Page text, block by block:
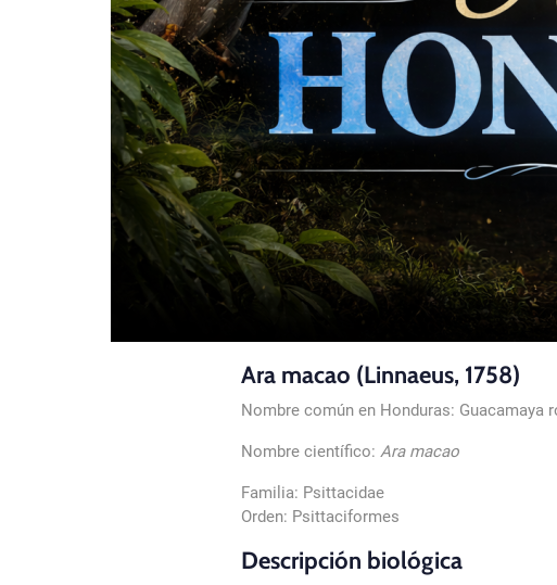
Ara macao (Linnaeus, 1758)
Nombre común en Honduras: Guacamaya
Nombre científico: Ara macao
Familia: Psittacidae
Orden: Psittaciformes
Descripción biológica